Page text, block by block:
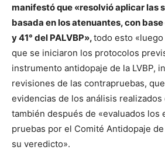
manifestó que «resolvió aplicar las
basada en los atenuantes, con
y 41° del PALVBP»,todo esto
que se iniciaron los protocolos
instrumento antidopaje de la LVBP,
revisiones de las contrapruebas,
evidencias de los análisis
también después de «evaluados los
pruebas por el Comité Antidopaje
su veredicto».